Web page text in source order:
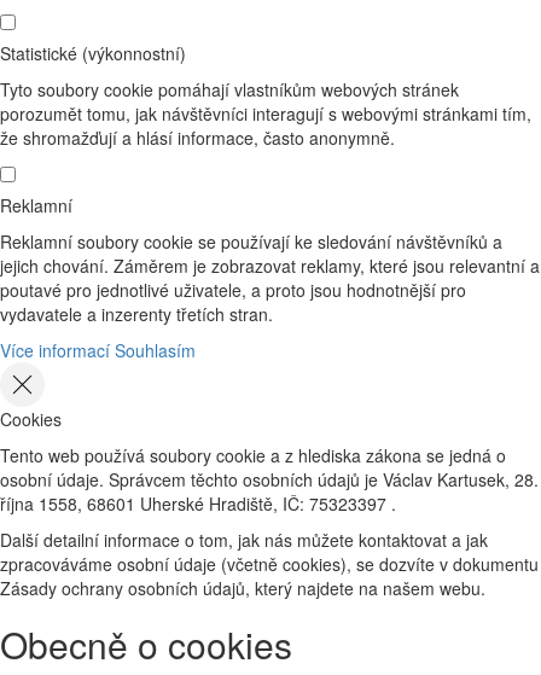
Statistické (výkonnostní)
Tyto soubory cookie pomáhají vlastníkům webových stránek
porozumět tomu, jak návštěvníci interagují s webovými stránkami tím,
že shromažďují a hlásí informace, často anonymně.
Reklamní
Reklamní soubory cookie se používají ke sledování návštěvníků a
jejich chování. Záměrem je zobrazovat reklamy, které jsou relevantní a
poutavé pro jednotlivé uživatele, a proto jsou hodnotnější pro
vydavatele a inzerenty třetích stran.
Více informací Souhlasím
Cookies
Tento web používá soubory cookie a z hlediska zákona se jedná o
osobní údaje. Správcem těchto osobních údajů je Václav Kartusek, 28.
října 1558, 68601 Uherské Hradiště, IČ: 75323397 .
Další detailní informace o tom, jak nás můžete kontaktovat a jak
zpracováváme osobní údaje (včetně cookies), se dozvíte v dokumentu
Zásady ochrany osobních údajů, který najdete na našem webu.
Obecně o cookies